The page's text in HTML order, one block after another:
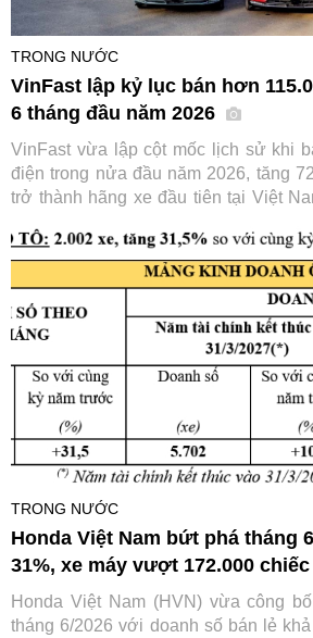
TRONG NƯỚC
VinFast lập kỷ lục bán hơn
6 tháng đầu năm 2026
VinFast vừa lập cột mốc lịch sử khi
điện trong nửa đầu năm 2026, tăng
trở thành hãng xe đầu tiên tại Việt
số một của VinFast trên thị trường ô tô
TRONG NƯỚC
Honda Việt Nam bứt phá tháng
31%, xe máy vượt 172.000 chiếc
Honda Việt Nam (HVN) vừa công
tháng 6/2026 với doanh số bán lẻ